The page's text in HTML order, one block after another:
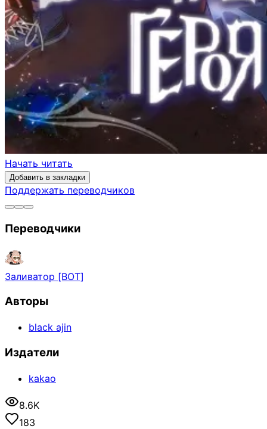
Начать читать
Добавить в закладки
Поддержать переводчиков
Переводчики
Заливатор [BOT]
Авторы
black ajin
Издатели
kakao
8.6K
183